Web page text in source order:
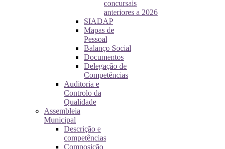
concursais
anteriores a 2026
SIADAP
Mapas de
Pessoal
Balanço Social
Documentos
Delegação de
Competências
Auditoria e
Controlo da
Qualidade
Assembleia
Municipal
Descrição e
competências
Composição